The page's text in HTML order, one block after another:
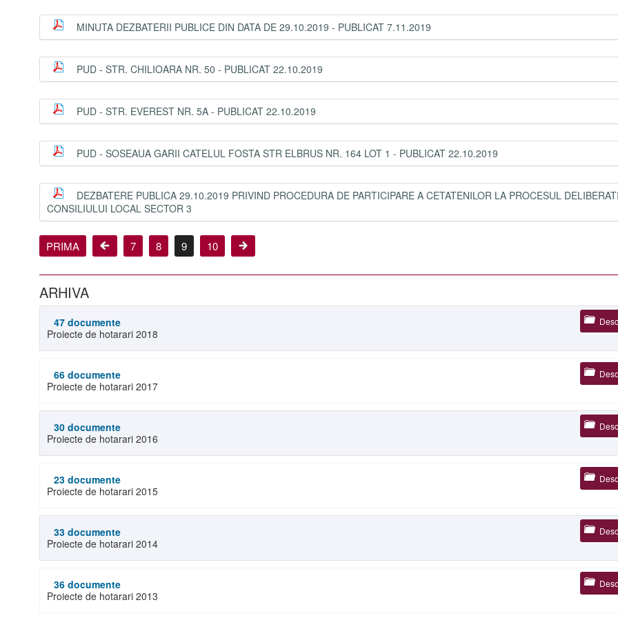
MINUTA DEZBATERII PUBLICE DIN DATA DE 29.10.2019 - PUBLICAT 7.11.2019
PUD - STR. CHILIOARA NR. 50 - PUBLICAT 22.10.2019
PUD - STR. EVEREST NR. 5A - PUBLICAT 22.10.2019
PUD - SOSEAUA GARII CATELUL FOSTA STR ELBRUS NR. 164 LOT 1 - PUBLICAT 22.10.2019
DEZBATERE PUBLICA 29.10.2019 PRIVIND PROCEDURA DE PARTICIPARE A CETATENILOR LA PROCESUL
CONSILIULUI LOCAL SECTOR 3
PRIMA 7 8 9 10
ARHIVA
47 documente
Proiecte de hotarari 2018
66 documente
Proiecte de hotarari 2017
30 documente
Proiecte de hotarari 2016
23 documente
Proiecte de hotarari 2015
33 documente
Proiecte de hotarari 2014
36 documente
Proiecte de hotarari 2013